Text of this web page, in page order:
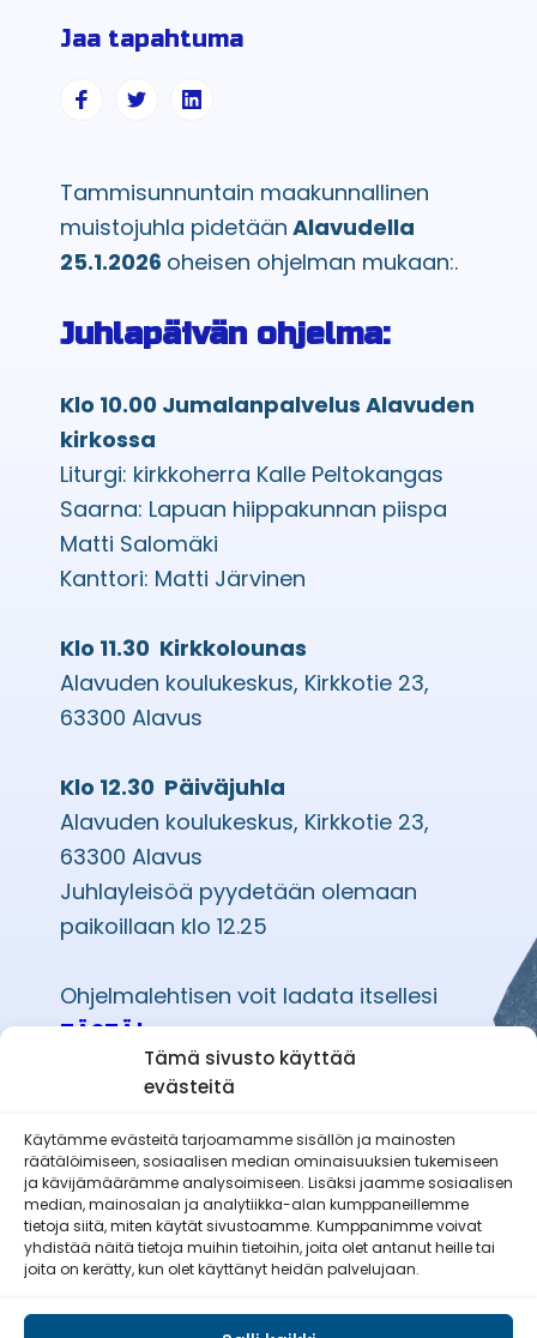
Tämä sivusto käyttää
evästeitä
Käytämme evästeitä tarjoamamme sisällön ja mainosten
räätälöimiseen, sosiaalisen median ominaisuuksien tukemiseen
ja kävijämäärämme analysoimiseen. Lisäksi jaamme sosiaalisen
median, mainosalan ja analytiikka-alan kumppaneillemme
tietoja siitä, miten käytät sivustoamme. Kumppanimme voivat
yhdistää näitä tietoja muihin tietoihin, joita olet antanut heille tai
joita on kerätty, kun olet käyttänyt heidän palvelujaan.
Jaa tapahtuma
Tammisunnuntain maakunnallinen
muistojuhla pidetään Alavudella
25.1.2026 oheisen ohjelman mukaan:.
Juhlapäivän ohjelma:
Klo 10.00 Jumalanpalvelus Alavuden
kirkossa
Liturgi: kirkkoherra Kalle Peltokangas
Saarna: Lapuan hiippakunnan piispa
Matti Salomäki
Kanttori: Matti Järvinen
Klo 11.30 Kirkkolounas
Alavuden koulukeskus, Kirkkotie 23,
63300 Alavus
Klo 12.30 Päiväjuhla
Alavuden koulukeskus, Kirkkotie 23,
63300 Alavus
Juhlayleisöä pyydetään olemaan
paikoillaan klo 12.25
Ohjelmalehtisen voit ladata itsellesi
TÄSTÄ!
Etelä-Pohjanmaan Reserviläisnaiset
ry